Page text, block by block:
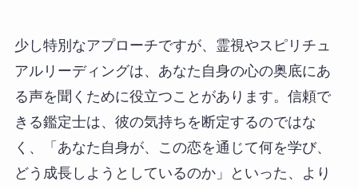
少し特別なアプローチですが、霊視やスピリチュ
アルリーディングは、あなた自身の心の奥底にあ
る声を聞くために役立つことがあります。信頼で
きる鑑定士は、彼の気持ちを断定するのではな
く、「あなた自身が、この恋を通じて何を学び、
どう成長しようとしているのか」といった、より